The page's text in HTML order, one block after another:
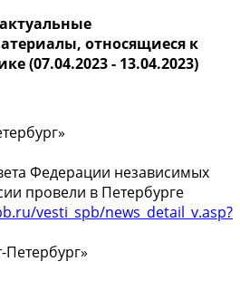
относящиеся к
(07.04.2023 - 13.04.2023)
Федерации независимых
провели в Петербурге
vesti_spb/news_detail_v.asp?
Петербург»